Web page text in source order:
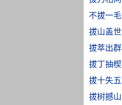
不拔一毛
拔山盖世
拔萃出群
拔丁抽楔
拔十失五
拔树撼山